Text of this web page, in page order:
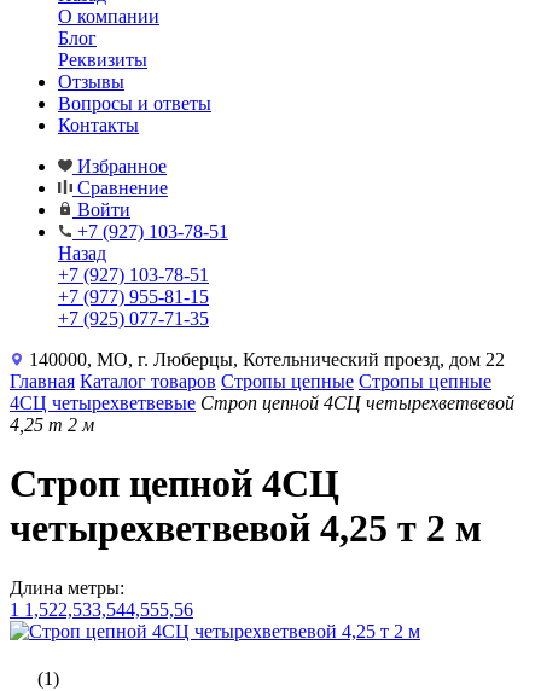
О компании
Блог
Реквизиты
Отзывы
Вопросы и ответы
Контакты
Избранное
Сравнение
Войти
+7 (927) 103-78-51
Назад
+7 (927) 103-78-51
+7 (977) 955-81-15
+7 (925) 077-71-35
140000, МО, г. Люберцы, Котельнический проезд, дом 22
Главная Каталог товаров Стропы цепные Стропы цепные
4СЦ четырехветвевые Строп цепной 4СЦ четырехветвевой
4,25 т 2 м
Строп цепной 4СЦ
четырехветвевой 4,25 т 2 м
Длина метры:
1 1,522,533,544,555,56
(1)